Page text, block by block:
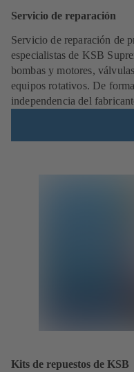
Servicio de reparación
Servicio de reparación de
especialistas de KSB
bombas y motores,
equipos rotativos. De
independencia del
Kits de repuestos de KSB